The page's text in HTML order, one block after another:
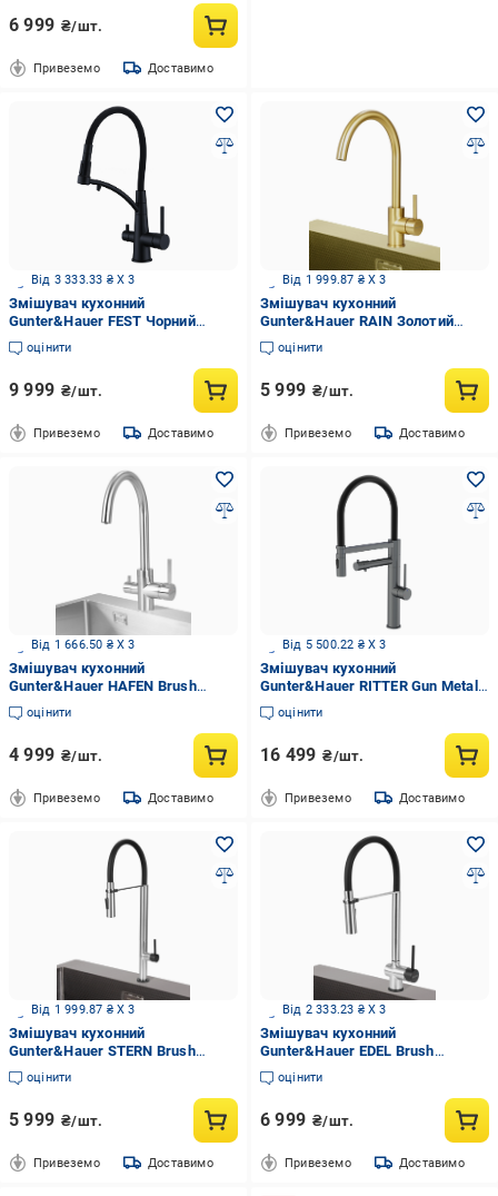
6 999 ₴/шт.
Привеземо Доставимо
Від 3 333.33 ₴ X 3
Змішувач кухонний
Gunter&Hauer FEST Чорний
(23351)
оцінити
9 999 ₴/шт.
Привеземо Доставимо
Від 1 999.87 ₴ X 3
Змішувач кухонний
Gunter&Hauer RAIN Золотий
(22403)
оцінити
5 999 ₴/шт.
Привеземо Доставимо
Від 1 666.50 ₴ X 3
Змішувач кухонний
Gunter&Hauer HAFEN Brush
Нержавіюча сталь (22389)
оцінити
4 999 ₴/шт.
Привеземо Доставимо
Від 5 500.22 ₴ X 3
Змішувач кухонний
Gunter&Hauer RITTER Gun Metal
Чорний (23356)
оцінити
16 499 ₴/шт.
Привеземо Доставимо
Від 1 999.87 ₴ X 3
Змішувач кухонний
Gunter&Hauer STERN Brush
Чорний/Нержавіюча сталь
(22397)
оцінити
5 999 ₴/шт.
Привеземо Доставимо
Від 2 333.23 ₴ X 3
Змішувач кухонний
Gunter&Hauer EDEL Brush
Чорний/Нержавіюча сталь
(22399)
оцінити
6 999 ₴/шт.
Привеземо Доставимо